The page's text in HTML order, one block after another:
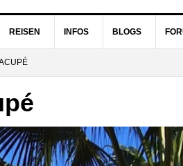
REISEN INFOS BLOGS